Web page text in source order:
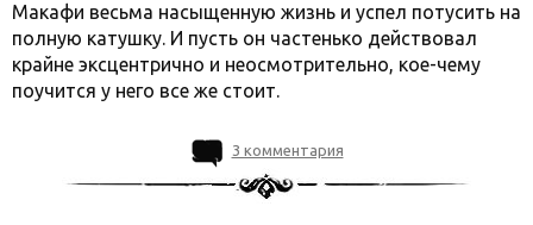
Макафи весьма насыщенную жизнь и успел потусить на
полную катушку. И пусть он частенько действовал
крайне эксцентрично и неосмотрительно, кое-чему
поучится у него все же стоит.
3 комментария